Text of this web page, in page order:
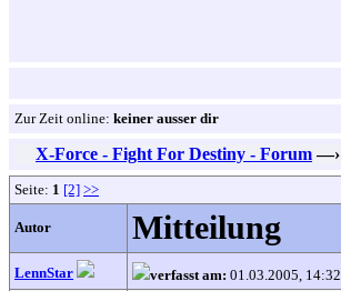
Zur Zeit online: keiner ausser dir
X-Force - Fight For Destiny - Forum —›
Seite: 1 [2] >>
Autor Mitteilung
LennStar verfasst am: 01.03.2005, 14:32